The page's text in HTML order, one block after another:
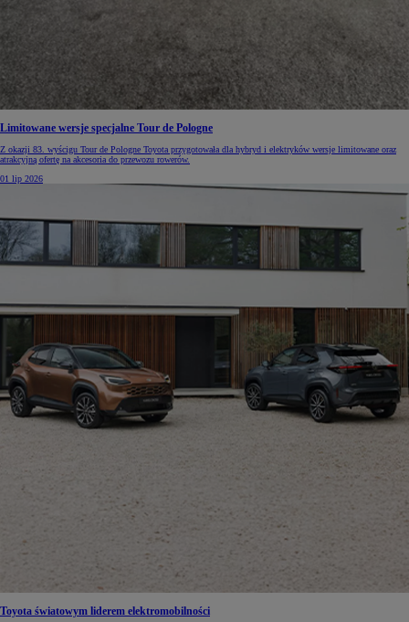
Limitowane wersje specjalne Tour de Pologne
Z okazji 83. wyścigu Tour de Pologne Toyota przygotowała dla hybryd i elektryków wersje limitowane oraz
atrakcyjną ofertę na akcesoria do przewozu rowerów.
01 lip 2026
Toyota światowym liderem elektromobilności